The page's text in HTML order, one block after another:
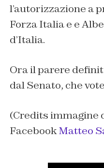
l’autorizzazione a
Forza Italia e e
d’Italia.
Ora il parere
dal Senato, che
(Credits immagine
FacebookMatteo